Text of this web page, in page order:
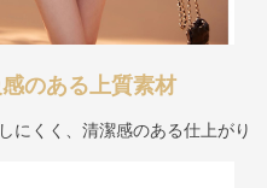
のある上質素材
にくく、清潔感のある仕上がり